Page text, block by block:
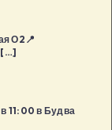
О2📍
[…]
11:00 в Будва